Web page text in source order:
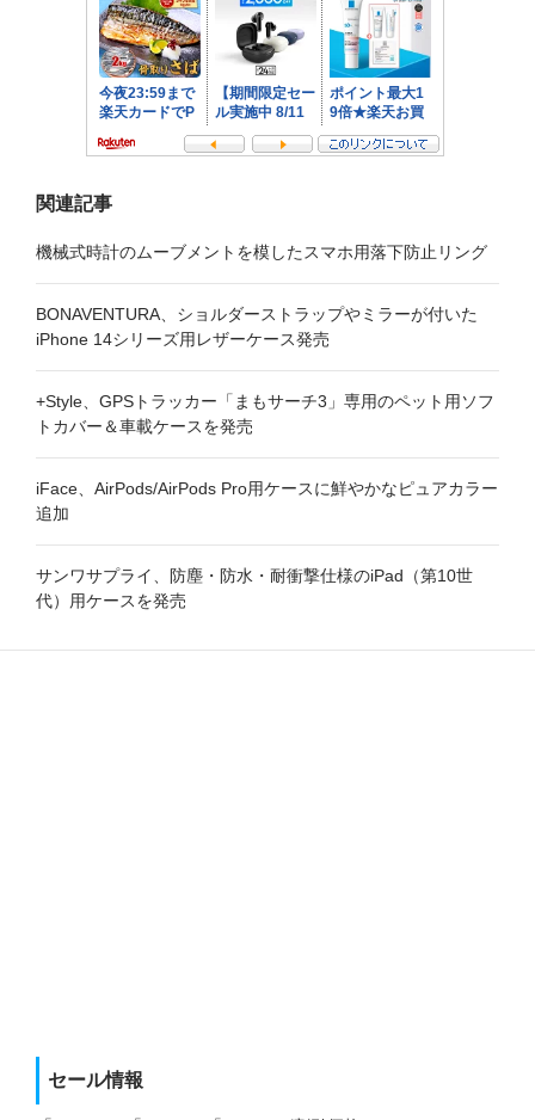
関連記事
機械式時計のムーブメントを模したスマホ用落下防止リング
BONAVENTURA、ショルダーストラップやミラーが付いた
iPhone 14シリーズ用レザーケース発売
+Style、GPSトラッカー「まもサーチ3」専用のペット用ソフ
トカバー＆車載ケースを発売
iFace、AirPods/AirPods Pro用ケースに鮮やかなピュアカラー
追加
サンワサプライ、防塵・防水・耐衝撃仕様のiPad（第10世
代）用ケースを発売
セール情報